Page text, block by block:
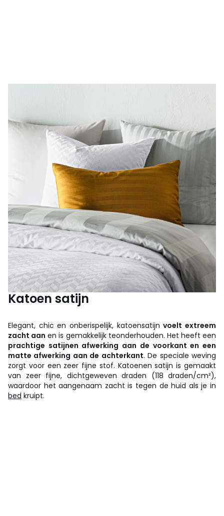
Katoen satijn
Elegant, chic en onberispelijk, katoensatijnvoelt extreem
zacht aan en is gemakkelijk teonderhouden. Het heeft een
prachtige satijnen afwerking aan de voorkant en een
matte afwerking aan de achterkant. De speciale weving
zorgt voor een zeer fijne stof. Katoenen satijn is gemaakt
van zeer fijne, dichtgeweven draden (118 draden/cm²),
waardoor het aangenaam zacht is tegen de huid als je in
bed kruipt.